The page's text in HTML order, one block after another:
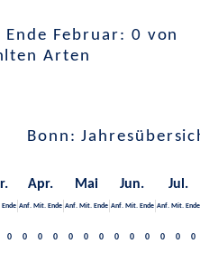
Februar: 0 von
Arten
Bonn:
Apr. Mai Jun. Jul.
Ende Anf. Mit. Ende Anf. Mit. Ende Anf. Mit. Ende Anf. Mit. Ende
0 0 0 0 0 0 0 0 0 0 0 0 0